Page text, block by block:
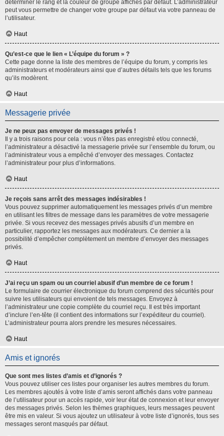
déterminer le rang et la couleur de groupe affichés par défaut. L’administrateur
peut vous permettre de changer votre groupe par défaut via votre panneau de
l’utilisateur.
Haut
Qu’est-ce que le lien « L’équipe du forum » ?
Cette page donne la liste des membres de l’équipe du forum, y compris les
administrateurs et modérateurs ainsi que d’autres détails tels que les forums
qu’ils modèrent.
Haut
Messagerie privée
Je ne peux pas envoyer de messages privés !
Il y a trois raisons pour cela : vous n’êtes pas enregistré et/ou connecté,
l’administrateur a désactivé la messagerie privée sur l’ensemble du forum, ou
l’administrateur vous a empêché d’envoyer des messages. Contactez
l’administrateur pour plus d’informations.
Haut
Je reçois sans arrêt des messages indésirables !
Vous pouvez supprimer automatiquement les messages privés d’un membre
en utilisant les filtres de message dans les paramètres de votre messagerie
privée. Si vous recevez des messages privés abusifs d’un membre en
particulier, rapportez les messages aux modérateurs. Ce dernier a la
possibilité d’empêcher complètement un membre d’envoyer des messages
privés.
Haut
J’ai reçu un spam ou un courriel abusif d’un membre de ce forum !
Le formulaire de courrier électronique du forum comprend des sécurités pour
suivre les utilisateurs qui envoient de tels messages. Envoyez à
l’administrateur une copie complète du courriel reçu. Il est très important
d’inclure l’en-tête (il contient des informations sur l’expéditeur du courriel).
L’administrateur pourra alors prendre les mesures nécessaires.
Haut
Amis et ignorés
Que sont mes listes d’amis et d’ignorés ?
Vous pouvez utiliser ces listes pour organiser les autres membres du forum.
Les membres ajoutés à votre liste d’amis seront affichés dans votre panneau
de l’utilisateur pour un accès rapide, voir leur état de connexion et leur envoyer
des messages privés. Selon les thèmes graphiques, leurs messages peuvent
être mis en valeur. Si vous ajoutez un utilisateur à votre liste d’ignorés, tous ses
messages seront masqués par défaut.